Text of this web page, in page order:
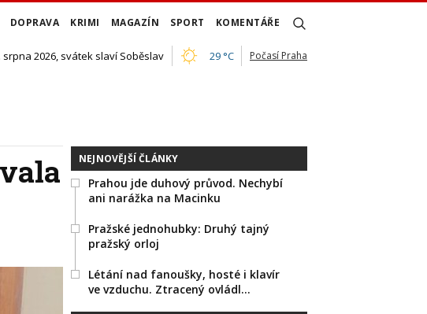
DOPRAVA KRIMI MAGAZÍN SPORT KOMENTÁŘE
srpna 2026, svátek slaví Soběslav 29 °C Počasí Praha
NEJNOVĚJŠÍ ČLÁNKY
Prahou jde duhový průvod. Nechybí
ani narážka na Macinku
Pražské jednohubky: Druhý tajný
pražský orloj
Létání nad fanoušky, hosté i klavír
ve vzduchu. Ztracený ovládl…